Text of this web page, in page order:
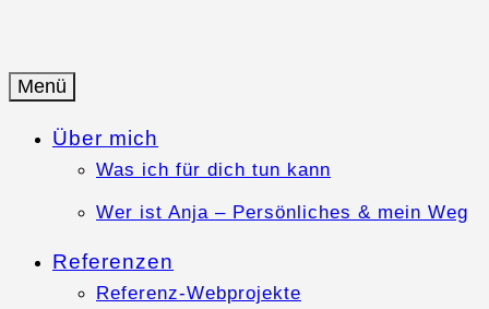
Anja-Teuner.de
Web-Business mit Herz
Menü
Über mich
Was ich für dich tun kann
Wer ist Anja – Persönliches & mein Weg
Referenzen
Referenz-Webprojekte